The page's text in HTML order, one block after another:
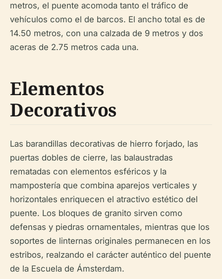
metros, el puente acomoda tanto el tráfico de
vehículos como el de barcos. El ancho total es de
14.50 metros, con una calzada de 9 metros y dos
aceras de 2.75 metros cada una.
Elementos
Decorativos
Las barandillas decorativas de hierro forjado, las
puertas dobles de cierre, las balaustradas
rematadas con elementos esféricos y la
mampostería que combina aparejos verticales y
horizontales enriquecen el atractivo estético del
puente. Los bloques de granito sirven como
defensas y piedras ornamentales, mientras que los
soportes de linternas originales permanecen en los
estribos, realzando el carácter auténtico del puente
de la Escuela de Ámsterdam.